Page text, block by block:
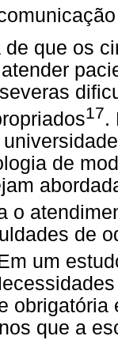
de que os
17.
de
o
de
um
que a